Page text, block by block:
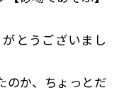
とうございまし
のか、ちょっとだ